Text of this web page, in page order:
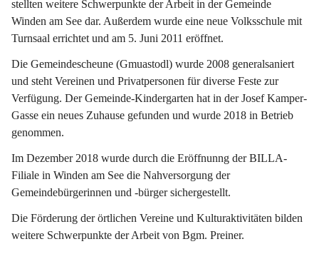
stellten weitere Schwerpunkte der Arbeit in der Gemeinde
Winden am See dar. Außerdem wurde eine neue Volksschule mit
Turnsaal errichtet und am 5. Juni 2011 eröffnet.
Die Gemeindescheune (Gmuastodl) wurde 2008 generalsaniert
und steht Vereinen und Privatpersonen für diverse Feste zur
Verfügung. Der Gemeinde-Kindergarten hat in der Josef Kamper-
Gasse ein neues Zuhause gefunden und wurde 2018 in Betrieb
genommen.
Im Dezember 2018 wurde durch die Eröffnunng der BILLA-
Filiale in Winden am See die Nahversorgung der
Gemeindebürgerinnen und -bürger sichergestellt.
Die Förderung der örtlichen Vereine und Kulturaktivitäten bilden
weitere Schwerpunkte der Arbeit von Bgm. Preiner.